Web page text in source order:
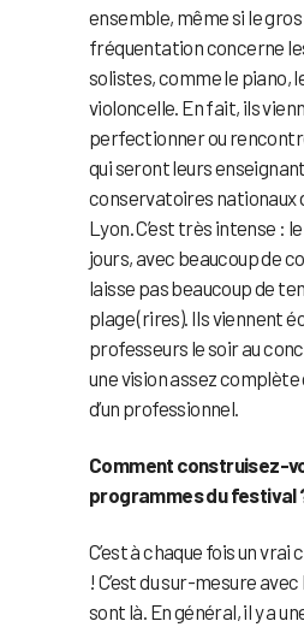
ensemble, même si le
fréquentation concerne
solistes, comme le piano,
violoncelle. En fait, ils
perfectionner ou
qui seront leurs
conservatoires nationaux
Lyon. C’est très intense :
jours, avec beaucoup de
laisse pas beaucoup de
plage (rires). Ils viennent
professeurs le soir au
une vision assez complète
d’un professionnel.
Comment construisez-
programmes du festival
C’est à chaque fois un
! C’est du sur-mesure
sont là. En général, il y a